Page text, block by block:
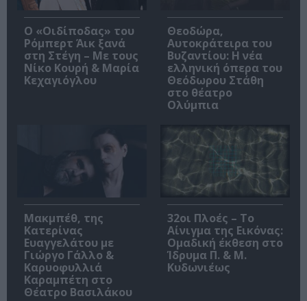
O «Οιδίποδας» του
Ρόμπερτ Άικ ξανά
στη Στέγη – Με τους
Νίκο Κουρή & Μαρία
Κεχαγιόγλου
Θεοδώρα,
Αυτοκράτειρα του
Βυζαντίου: Η νέα
ελληνική όπερα του
Θεόδωρου Στάθη
στο θέατρο
Ολύμπια
Μακμπέθ, της
Κατερίνας
Ευαγγελάτου με
Γιώργο Γάλλο &
Καρυοφυλλιά
Καραμπέτη στο
Θέατρο Βασιλάκου
32οι Πλοές – Το
Αίνιγμα της Εικόνας:
Ομαδική έκθεση στο
Ίδρυμα Π. & Μ.
Κυδωνιέως